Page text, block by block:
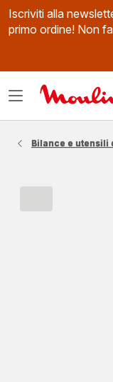
Iscriviti alla
primo ordine! Non
Apri
Bilance e utensili